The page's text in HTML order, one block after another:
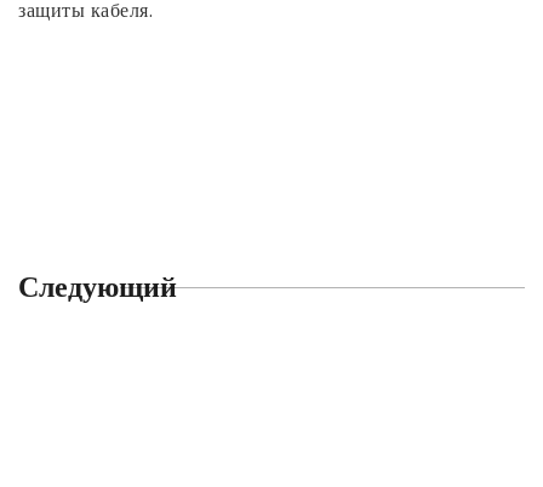
защиты кабеля.
Следующий